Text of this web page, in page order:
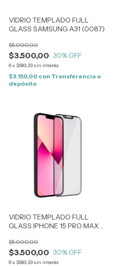
VIDRIO TEMPLADO FULL
GLASS SAMSUNG A31 (0087)
$3.500,00
$5.000,00
30% OFF
6x $583,33 sin interés
$3.150,00 con Transferencia o
depósito
VIDRIO TEMPLADO FULL
GLASS IPHONE 15 PRO MAX
$3.500,00
$5.000,00
30% OFF
6x $583,33 sin interés